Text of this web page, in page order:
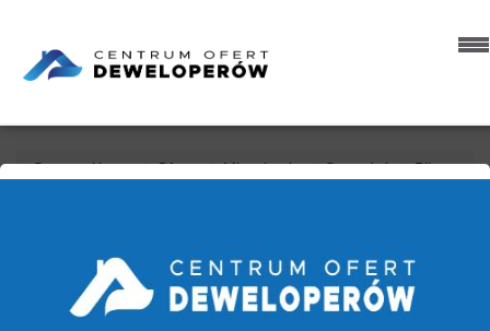
Strona główna Oferty Mieszkania Sprzedaż
Piła
PIŁA, ZIELONA DOLINA